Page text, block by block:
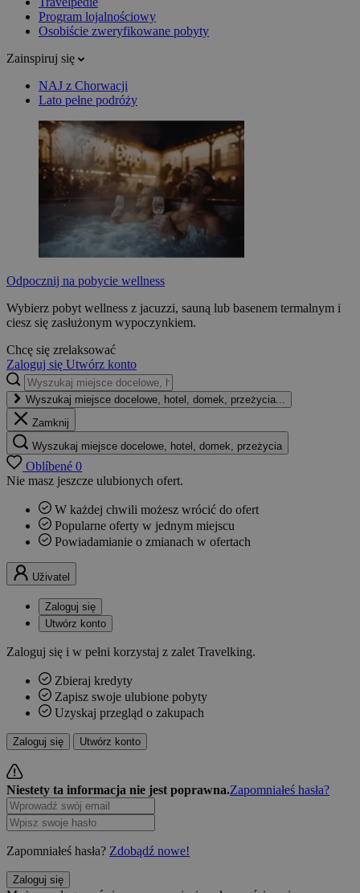
Program lojalnościowy
Osobiście zweryfikowane pobyty
Zainspiruj się
NAJ z Chorwacji
Lato pełne podróży
Odpocznij na pobycie wellness
Wybierz pobyt wellness z jacuzzi, sauną lub basenem termalnym i
ciesz się zasłużonym wypoczynkiem.
Chcę się zrelaksować
Zaloguj się Utwórz konto
Wyszukaj miejsce docelowe, hotel, domek, przeżycia...
Zamknij
Wyszukaj miejsce docelowe, hotel, domek, przeżycia
Oblíbené 0
Nie masz jeszcze ulubionych ofert.
W każdej chwili możesz wrócić do ofert
Popularne oferty w jednym miejscu
Powiadamianie o zmianach w ofertach
Uživatel
Zaloguj się
Utwórz konto
Zaloguj się i w pełni korzystaj z zalet Travelking.
Zbieraj kredyty
Zapisz swoje ulubione pobyty
Uzyskaj przegląd o zakupach
Zaloguj się Utwórz konto
Niestety ta informacja nie jest poprawna.Zapomniałeś hasła?
Zapomniałeś hasła? Zdobądź nowe!
Zaloguj się